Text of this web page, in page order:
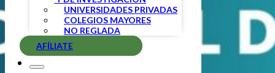
UNIVERSIDADES PRIVADAS
COLEGIOS MAYORES
NO REGLADA
AFÍLIATE